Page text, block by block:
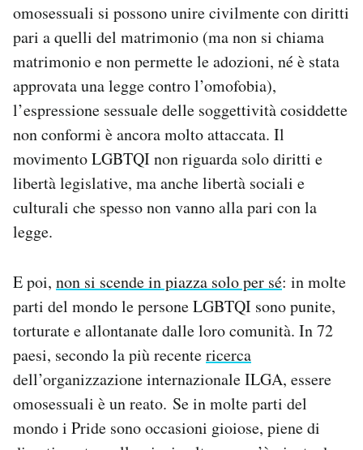
omosessuali si possono unire civilmente con diritti
pari a quelli del matrimonio (ma non si chiama
matrimonio e non permette le adozioni, né è stata
approvata una legge contro l’omofobia),
l’espressione sessuale delle soggettività cosiddette
non conformi è ancora molto attaccata. Il
movimento LGBTQI non riguarda solo diritti e
libertà legislative, ma anche libertà sociali e
culturali che spesso non vanno alla pari con la
legge.
E poi, non si scende in piazza solo per sé: in molte
parti del mondo le persone LGBTQI sono punite,
torturate e allontanate dalle loro comunità. In 72
paesi, secondo la più recentericerca
dell’organizzazione internazionale ILGA, essere
omosessuali è un reato. Se in molte parti del
mondo i Pride sono occasioni gioiose, piene di